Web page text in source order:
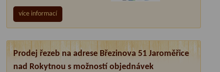
více informací
Prodej řezeb na adrese Březinova 51 Jaroměřice
nad Rokytnou s možností objednávek